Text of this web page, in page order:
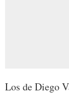
Los de Diego